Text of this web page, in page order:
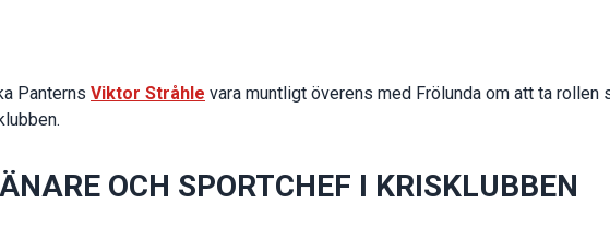
Panterns Viktor Stråhle vara muntligt överens med Frölunda om att ta rollen
OCH SPORTCHEF I KRISKLUBBEN